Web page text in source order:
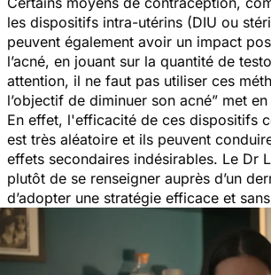
les dispositifs intra-utérins (DIU ou
peuvent également avoir un impact
l’acné, en jouant sur la quantité de
attention, il ne faut pas utiliser ces
l’objectif de diminuer son acné” met
En effet, l'efficacité de ces dispositifs
est très aléatoire et ils peuvent
effets secondaires indésirables. Le Dr
plutôt de se renseigner auprès d’un
d’adopter une stratégie efficace et